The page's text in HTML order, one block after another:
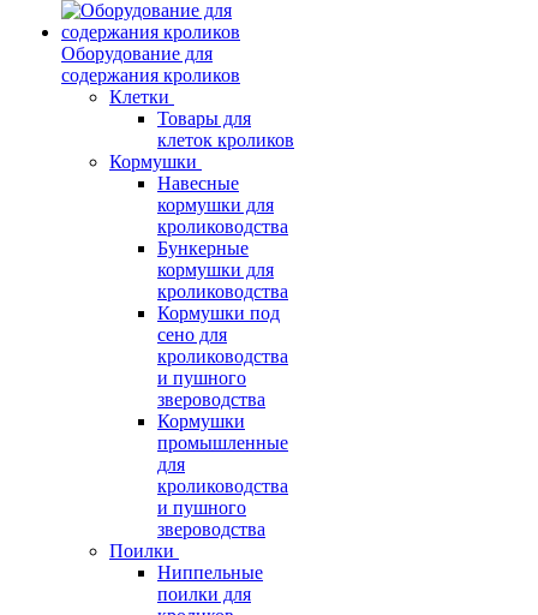
Оборудование для
содержания кроликов
Клетки
Товары для
клеток кроликов
Кормушки
Навесные
кормушки для
кролиководства
Бункерные
кормушки для
кролиководства
Кормушки под
сено для
кролиководства
и пушного
звероводства
Кормушки
промышленные
для
кролиководства
и пушного
звероводства
Поилки
Ниппельные
поилки для